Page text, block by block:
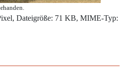
Dateigröße: 71 KB, MIME-Typ: